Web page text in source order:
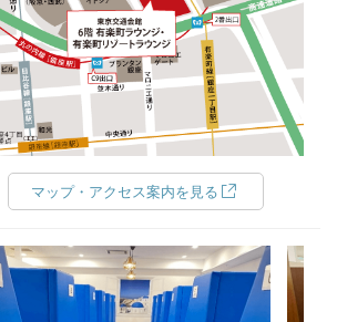
マップ・アクセス案内を見る